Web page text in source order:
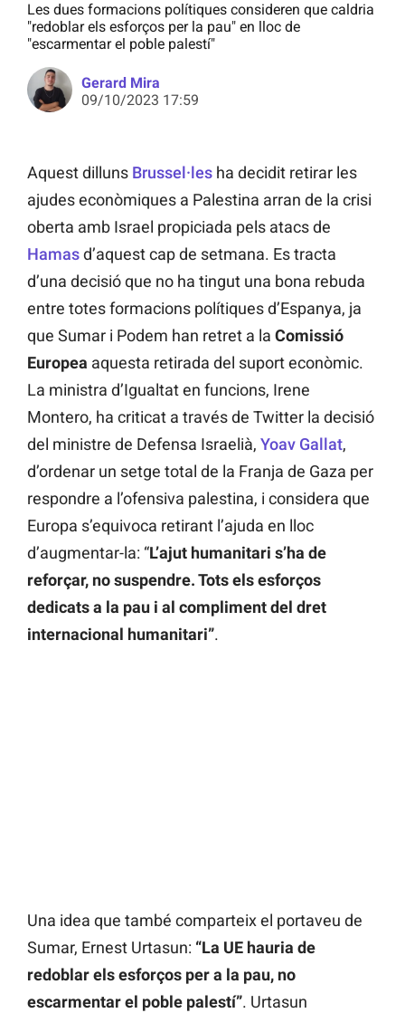
Les dues formacions polítiques consideren que caldria
"redoblar els esforços per la pau" en lloc de
"escarmentar el poble palestí"
Gerard Mira
09/10/2023 17:59
Aquest dilluns Brussel·les ha decidit retirar les
ajudes econòmiques a Palestina arran de la crisi
oberta amb Israel propiciada pels atacs de
Hamasd’aquest cap de setmana. Es tracta
d’una decisió que no ha tingut una bona rebuda
entre totes formacions polítiques d’Espanya, ja
que Sumar i Podem han retret a la Comissió
Europea aquesta retirada del suport econòmic.
La ministra d’Igualtat en funcions, Irene
Montero, ha criticat a través de Twitter la decisió
del ministre de Defensa Israelià, Yoav Gallat,
d’ordenar un setge total de la Franja de Gaza per
respondre a l’ofensiva palestina, i considera que
Europa s’equivoca retirant l’ajuda en lloc
d’augmentar-la: “L’ajut humanitari s’ha de
reforçar, no suspendre. Tots els esforços
dedicats a la pau i al compliment del dret
internacional humanitari”.
Una idea que també comparteix el portaveu de
Sumar, Ernest Urtasun: “La UE hauria de
redoblar els esforços per a la pau, no
escarmentar el poble palestí”. Urtasun